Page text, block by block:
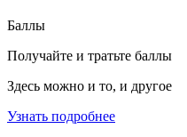
Баллы
Получайте и тратьте баллы
Здесь можно и то, и другое
Узнать подробнее